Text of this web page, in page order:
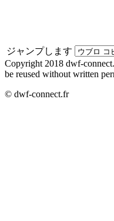
ジャンプします
Copyright 2018 dwf-
be reused without written
© dwf-connect.fr